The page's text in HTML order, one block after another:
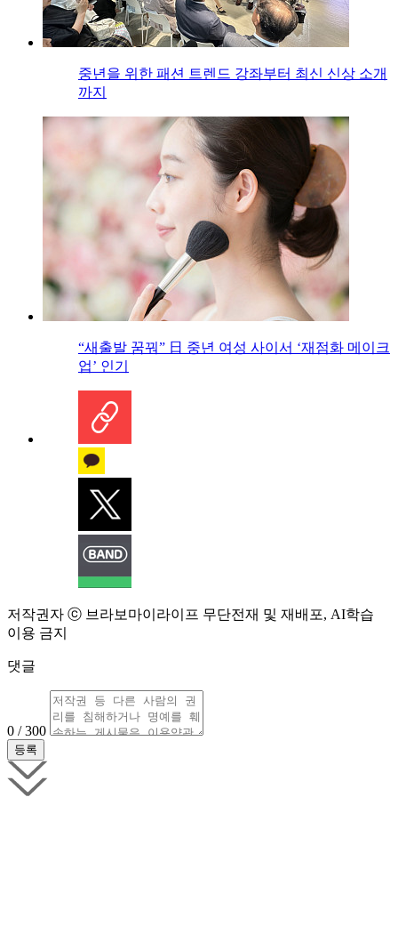
중년을 위한 패션 트렌드 강좌부터 최신 신상 소개
까지
“새출발 꿈꿔” 日 중년 여성 사이서 ‘재점화 메이크
업’ 인기
저작권자 ⓒ 브라보마이라이프 무단전재 및 재배포, AI학습
이용 금지
댓글
0 / 300